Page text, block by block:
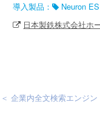
導入製品：
Neuron ES
日本製鉄株式会社ホ
＜ 企業内全文検索エンジ